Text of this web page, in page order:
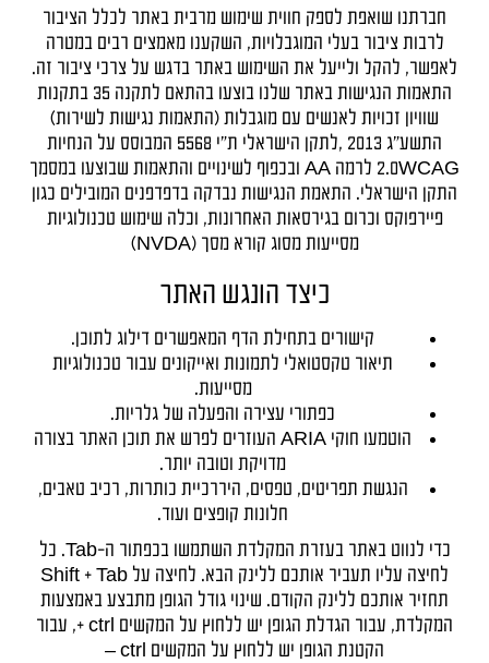
חברתנו שואפת לספק חווית שימוש מרבית באתר לכלל הציבור
לרבות ציבור בעלי המוגבלויות, השקענו מאמצים רבים במטרה
לאפשר, להקל ולייעל את השימוש באתר בדגש על צרכי ציבור זה.
התאמות הנגישות באתר שלנו בוצעו בהתאם לתקנה 35 בתקנות
שוויון זכויות לאנשים עם מוגבלות (התאמות נגישות לשירות)
התשע"ג 2013 ,לתקן הישראלי ת"י 5568 המבוסס על הנחיות
2.0WCAG לרמה AA ובכפוף לשינויים והתאמות שבוצעו במסמך
התקן הישראלי. התאמת הנגישות נבדקה בדפדפנים המובילים כגון
פיירפוקס וכרום בגירסאות האחרונות, וכלה שימוש טכנולוגיות
מסייעות מסוג קורא מסך (NVDA)
כיצד הונגש האתר
קישורים בתחילת הדף המאפשרים דילוג לתוכן.
תיאור טקסטואלי לתמונות ואייקונים עבור טכנולוגיות
מסייעות.
כפתורי עצירה והפעלה של גלריות.
הוטמעו חוקי ARIA העוזרים לפרש את תוכן האתר בצורה
מדויקת וטובה יותר.
הנגשת תפריטים, טפסים, היררכיית כותרות, רכיב טאבים,
חלונות קופצים ועוד.
כדי לנווט באתר בעזרת המקלדת השתמשו בכפתור ה-Tab. כל
לחיצה עליו תעביר אותכם ללינק הבא. לחיצה על Shift + Tab
תחזיר אותכם ללינק הקודם. שינוי גודל הגופן מתבצע באמצעות
המקלדת, עבור הגדלת הגופן יש ללחוץ על המקשים ctrl +, עבור
הקטנת הגופן יש ללחוץ על המקשים ctrl –